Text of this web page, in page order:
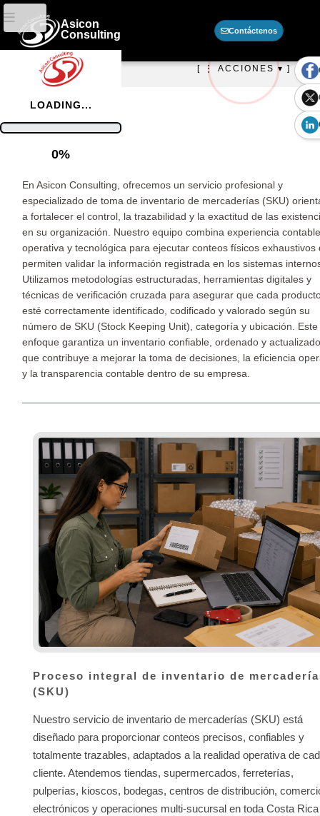
LOADING...
0%
Asicon
Consulting
Contáctenos
[ ⋮ ACCIONES ▾ ]
Información/
En Asicon Consulting, ofrecemos un servicio profesional y
especializado de toma de inventario de mercaderías (SKU)
a fortalecer el control, la trazabilidad y la exactitud de las
en su organización. Nuestro equipo combina experiencia
operativa y tecnológica para ejecutar conteos físicos exhaustivos
permiten validar la información registrada en los sistemas
Utilizamos metodologías estructuradas, herramientas digitales y
técnicas de verificación cruzada para asegurar que cada
esté correctamente identificado, codificado y valorado según su
número de SKU (Stock Keeping Unit), categoría y ubicación. Este
enfoque garantiza un inventario confiable, ordenado y
que contribuye a mejorar la toma de decisiones, la eficiencia
y la transparencia contable dentro de su empresa.
Proceso integral de inventario de
(SKU)
Nuestro servicio de inventario de mercaderías (SKU) está
diseñado para proporcionar conteos precisos, confiables y
totalmente trazables, adaptados a la realidad operativa de
cliente. Atendemos tiendas, supermercados, ferreterías,
pulperías, kioscos, bodegas, centros de distribución,
electrónicos y operaciones multi-sucursal en toda Costa